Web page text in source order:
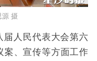
源 摄
届人民代表大会第六
案、宣传等方面工作